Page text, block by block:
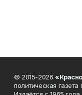
© 2015-2026
политическая